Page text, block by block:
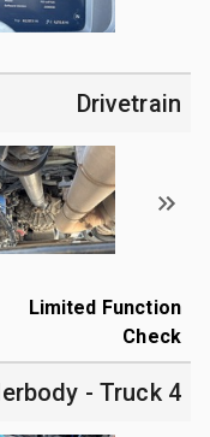
Drivetrain
Limited Function
Check
4 Underbody - Truck